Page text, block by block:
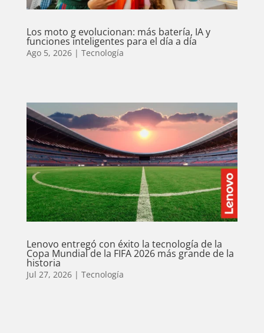
Los moto g evolucionan: más batería, IA y
funciones inteligentes para el día a día
Ago 5, 2026| Tecnología
Lenovo entregó con éxito la tecnología de la
Copa Mundial de la FIFA 2026 más grande de la
historia
Jul 27, 2026| Tecnología